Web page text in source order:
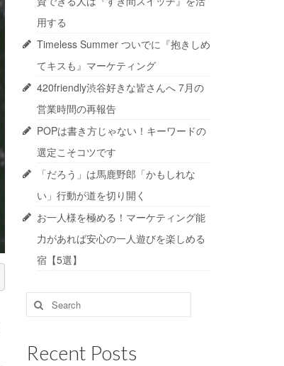
用する
Timeless Summer ついでに『抱きしめ
てキスも』マーケティング
420friendly渋谷好きな皆さんへ 7月の
営業時間の再報告
POPは書き方じゃない！キーワードの
選定こそコツです
「だろう」は馬鹿野郎「かもしれな
い」行動が道を切り開く
お一人様を極める！マーケティング能
力があれば安心の一人遊びを楽しめる
宿【5選】
Search
for:
Recent Posts